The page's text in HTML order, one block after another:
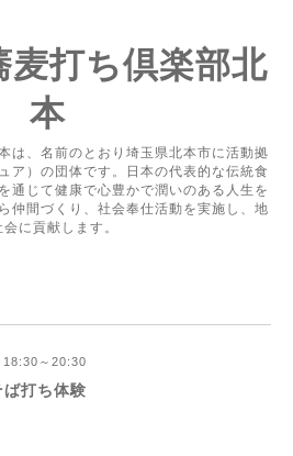
麦打ち倶楽部北
本
は、名前のとおり埼玉県北本市に活動拠
ア）の団体です。日本の代表的な伝統食
通じて健康で心豊かで潤いのある人生を
仲間づくり、社会奉仕活動を実施し、地
会に貢献します。
～20:30
打ち体験